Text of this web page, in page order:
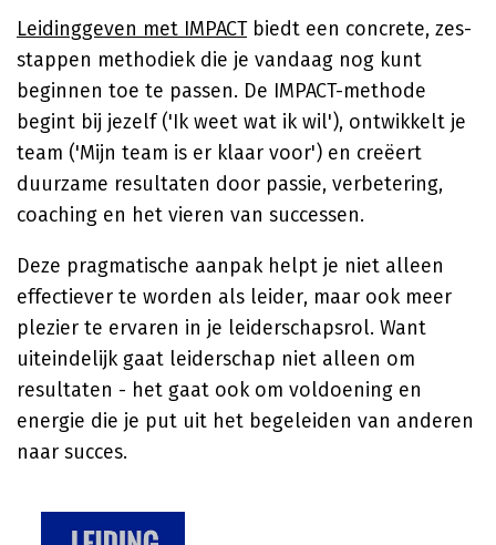
Leidinggeven met IMPACTbiedt een concrete, zes-
stappen methodiek die je vandaag nog kunt
beginnen toe te passen. De IMPACT-methode
begint bij jezelf ('Ik weet wat ik wil'), ontwikkelt je
team ('Mijn team is er klaar voor') en creëert
duurzame resultaten door passie, verbetering,
coaching en het vieren van successen.
Deze pragmatische aanpak helpt je niet alleen
effectiever te worden als leider, maar ook meer
plezier te ervaren in je leiderschapsrol. Want
uiteindelijk gaat leiderschap niet alleen om
resultaten - het gaat ook om voldoening en
energie die je put uit het begeleiden van anderen
naar succes.